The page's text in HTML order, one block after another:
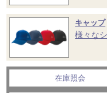
キャップ
様々な
在庫照会